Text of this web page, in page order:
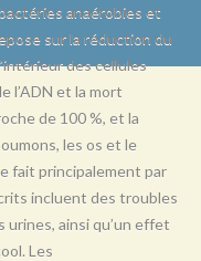
anaérobies et
sur la réduction du
des cellules
l’ADN et la mort
de 100 %, et la
les os et le
fait principalement par
incluent des troubles
ainsi qu’un effet
Les